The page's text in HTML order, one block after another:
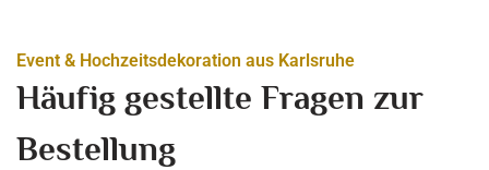
Event & Hochzeitsdekoration aus Karlsruhe
Häufig gestellte Fragen zur
Bestellung